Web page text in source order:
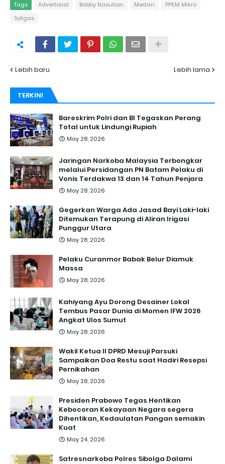
Tags Advertorial Bobby Nasution Medan
PPKM Mikro
Satgas
Lebih baru Lebih lama
TERKINI
Bareskrim Polri dan BI Tegaskan Perang
Total untuk Lindungi Rupiah
May 28, 2026
Jaringan Narkoba Malaysia Terbongkar
melalui Persidangan PN Batam Pelaku di
Vonis Terdakwa 13 dan 14 Tahun Penjara
May 28, 2026
Gegerkan Warga Ada Jasad Bayi Laki-laki
Ditemukan Terapung di Aliran Irigasi
Punggur Utara
May 28, 2026
Pelaku Curanmor Babak Belur Diamuk
Massa
May 28, 2026
Kahiyang Ayu Dorong Desainer Lokal
Tembus Pasar Dunia di Momen IFW 2026
Angkat Ulos Sumut
May 28, 2026
Wakil Ketua II DPRD Mesuji Parsuki
Sampaikan Doa Restu saat Hadiri Resepsi
Pernikahan
May 28, 2026
Presiden Prabowo Tegas Hentikan
Kebocoran Kekayaan Negara segera
Dihentikan, Kedaulatan Pangan semakin
Kuat
May 24, 2026
Satresnarkoba Polres Sibolga Dalami